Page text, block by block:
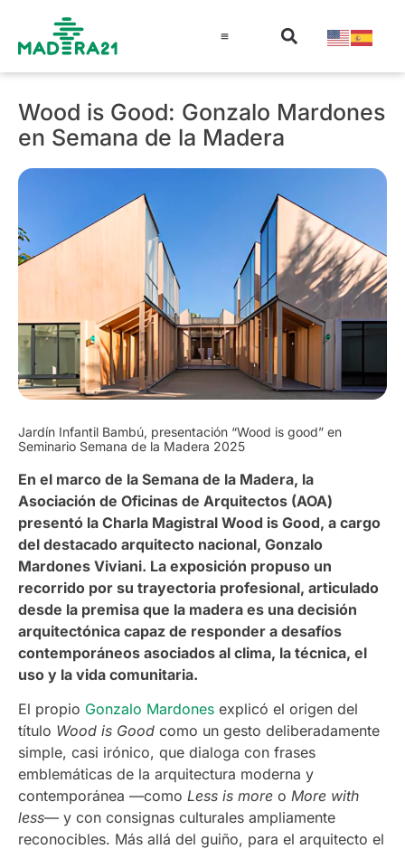
Wood is Good: Gonzalo Mardones
en Semana de la Madera
Jardín Infantil Bambú, presentación “Wood is good” en
Seminario Semana de la Madera 2025
En el marco de la Semana de la Madera, la
Asociación de Oficinas de Arquitectos (AOA)
presentó la Charla Magistral Wood is Good, a cargo
del destacado arquitecto nacional, Gonzalo
Mardones Viviani. La exposición propuso un
recorrido por su trayectoria profesional, articulado
desde la premisa que la madera es una decisión
arquitectónica capaz de responder a desafíos
contemporáneos asociados al clima, la técnica, el
uso y la vida comunitaria.
El propio Gonzalo Mardones explicó el origen del
título Wood is Good como un gesto deliberadamente
simple, casi irónico, que dialoga con frases
emblemáticas de la arquitectura moderna y
contemporánea —como Less is more o More with
less— y con consignas culturales ampliamente
reconocibles. Más allá del guiño, para el arquitecto el